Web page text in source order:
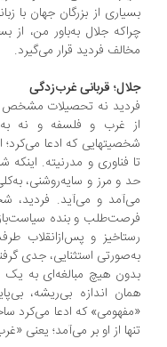
از بزرگان جهان با زبانی
فردید قرار می‏‌گیرد.
قربانی غرب‌زدگی
نه تحصیلات مشخص و
غرب و فلسفه و نه به‌‏ویژه
که ادعا می‏‌کرد؛ از
فناوری و مدرنیته. اینکه
و مرز و سایه‌‏روشنی،
و می‏‌آید. فردید،
و بنده سیاست‏‌بازان
و پس‌ازانقلاب طرفدار
استثنایی، جدی گرفته
هیچ ‏مبالغه‌‏ای به یک
اندازه بی‏‌ریشه، بی‌‏پایه و
که ادعا می‏‌کرد ساخته
از او بر می‏‌آمد؛ یعنی